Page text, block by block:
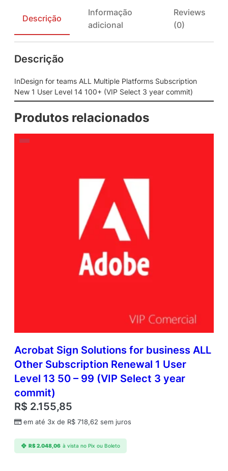
Descrição
Informação
adicional
Reviews
(0)
Descrição
InDesign for teams ALL Multiple Platforms Subscription
New 1 User Level 14 100+ (VIP Select 3 year commit)
Produtos relacionados
Acrobat Sign Solutions for business ALL
Other Subscription Renewal 1 User
Level 13 50 – 99 (VIP Select 3 year
commit)
R$ 2.155,85
em até 3x de R$ 718,62 sem juros
R$2.048,06 à vista no Pix ou Boleto